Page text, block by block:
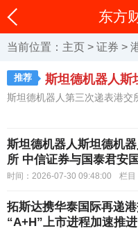
东方
当前位置： 主页 > 证券 >
推荐
斯坦德机器人斯
中信证券与国泰君
斯坦德机器人第三次递表港交
斯坦德机器人斯坦德机
所 中信证券与国泰君安
时间：2026-07-30 09:48:00 栏目
拓斯达携华泰国际再递
“A+H”上市进程加速推进